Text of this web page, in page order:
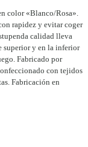
color «Blanco/Rosa».
rapidez y evitar coger
calidad lleva
superior y en la inferior
Fabricado por
con tejidos
Fabricación en